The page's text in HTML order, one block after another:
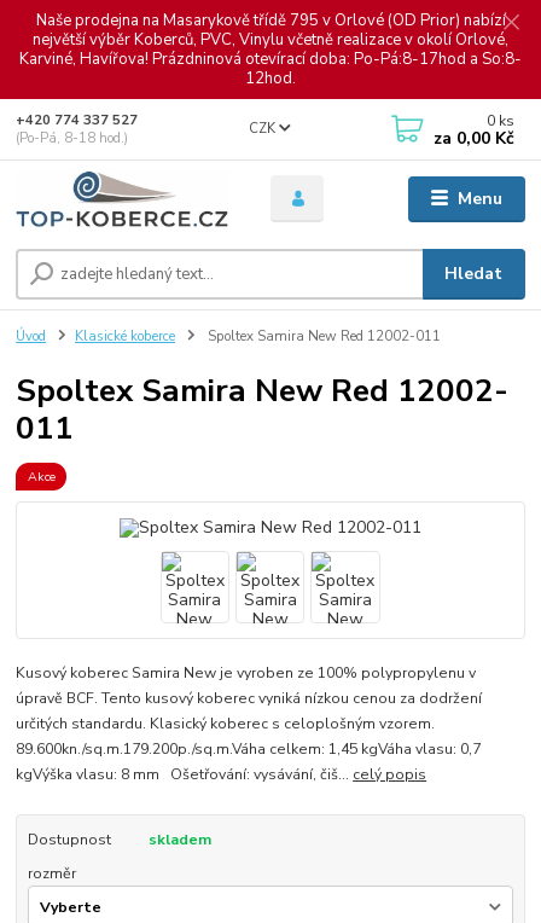
Naše prodejna na Masarykově třídě 795 v Orlové (OD Prior) nabízí
největší výběr Koberců, PVC, Vinylu včetně realizace v okolí Orlové,
Karviné, Havířova! Prázdninová otevírací doba: Po-Pá:8-17hod a So:8-
12hod.
Menu
CZK
Hledat
+420 774 337 527
(Po-Pá, 8-18 hod.)
0 ks
za 0,00 Kč
Úvod Klasické koberce Spoltex Samira New Red 12002-011
Spoltex Samira New Red 12002-
011
Akce
Kusový koberec Samira New je vyroben ze 100% polypropylenu v
úpravě BCF. Tento kusový koberec vyniká nízkou cenou za dodržení
určitých standardu. Klasický koberec s celoplošným vzorem.
89.600kn./sq.m.179.200p./sq.m.Váha celkem: 1,45 kgVáha vlasu: 0,7
kgVýška vlasu: 8 mm Ošetřování: vysávání, čiš... celý popis
Dostupnost
skladem
rozměr